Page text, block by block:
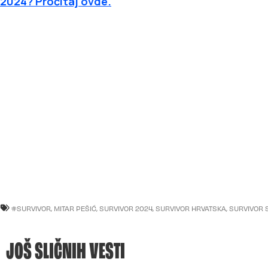
#SURVIVOR, MITAR PEŠIĆ, SURVIVOR 2024, SURVIVOR HRVATSKA, SURVIVOR
JOŠ SLIČNIH VESTI